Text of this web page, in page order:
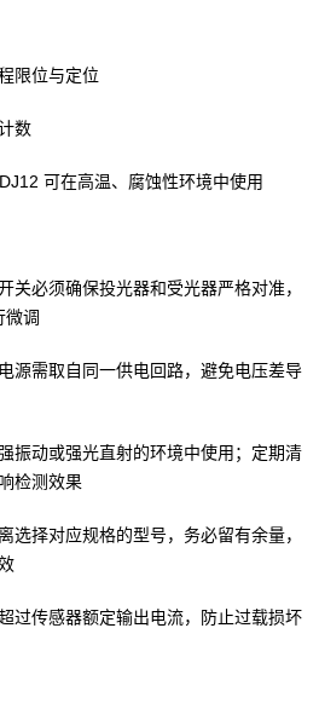
限位与定位
数
可在高温、腐蚀性环境中使用
关必须确保投光器和受光器严格对准，
微调
源需取自同一供电回路，避免电压差导
振动或强光直射的环境中使用；定期清
检测效果
选择对应规格的型号，务必留有余量，
过传感器额定输出电流，防止过载损坏